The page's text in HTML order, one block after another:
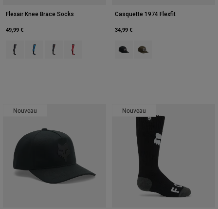
Flexair Knee Brace Socks
49,99 €
Product swatch type of Noir.
Product swatch type of Bleu.
Product swatch type of Gris.
Product swatch type of Rouge.
Casquette 1974 Flexfit
34,99 €
Product swatch type of Noir.
Product swatch type of
Nouveau Nouveau